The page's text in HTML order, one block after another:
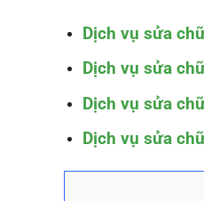
Dịch vụ sửa
Dịch vụ sửa
Dịch vụ sửa
Dịch vụ sửa